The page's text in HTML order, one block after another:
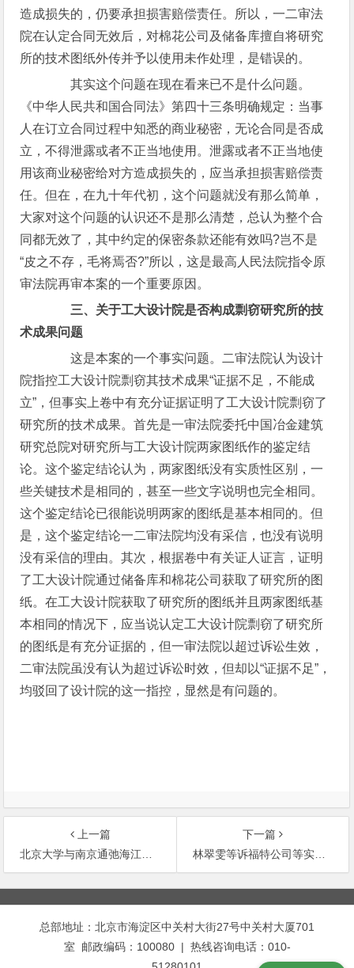
造成损失的，仍要承担损害赔偿责任。所以，一二审法
院在认定合同无效后，对棉花公司及储备库擅自将研究
所的技术图纸外传并予以使用未作处理，是错误的。
其实这个问题在现在看来已不是什么问题。
《中华人民共和国合同法》第四十三条明确规定：当事
人在订立合同过程中知悉的商业秘密，无论合同是否成
立，不得泄露或者不正当地使用。泄露或者不正当地使
用该商业秘密给对方造成损失的，应当承担损害赔偿责
任。但在，在九十年代初，这个问题就没有那么简单，
大家对这个问题的认识还不是那么清楚，总认为整个合
同都无效了，其中约定的保密条款还能有效吗?岂不是
“皮之不存，毛将焉否?”所以，这是最高人民法院指令原
审法院再审本案的一个重要原因。
三、关于工大设计院是否构成剽窃研究所的技
术成果问题
这是本案的一个事实问题。二审法院认为设计
院指控工大设计院剽窃其技术成果“证据不足，不能成
立”，但事实上卷中有充分证据证明了工大设计院剽窃了
研究所的技术成果。首先是一审法院委托中国冶金建筑
研究总院对研究所与工大设计院两家图纸作的鉴定结
论。这个鉴定结论认为，两家图纸没有实质性区别，一
些关键技术是相同的，甚至一些文字说明也完全相同。
这个鉴定结论已很能说明两家的图纸是基本相同的。但
是，这个鉴定结论一二审法院均没有采信，也没有说明
没有采信的理由。其次，根据卷中有关证人证言，证明
了工大设计院通过储备库和棉花公司获取了研究所的图
纸。在工大设计院获取了研究所的图纸并且两家图纸基
本相同的情况下，应当说认定工大设计院剽窃了研究所
的图纸是有充分证据的，但一审法院以超过诉讼生效，
二审法院虽没有认为超过诉讼时效，但却以“证据不足”，
均驳回了设计院的这一指控，显然是有问题的。
上一篇
北京大学与南京通弛海江工程技术服务公司技术合同纠纷案
下一篇
林翠雯等诉福特公司等实施重复授权的专利侵权案
文
章
总部地址：北京市海淀区中关村大街27号中关村大厦701
室 邮政编码：100080 | 热线咨询电话：010-